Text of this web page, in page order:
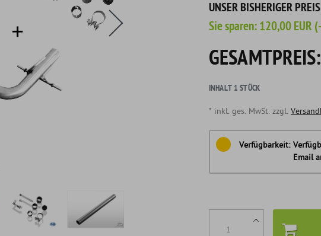
UNSER BISHERIGER
Sie sparen:120,00 EUR
GESAMTPREIS:
INHALT 1STÜCK
* inkl. ges. MwSt. zzgl.
Verfügbarkeit:
Email